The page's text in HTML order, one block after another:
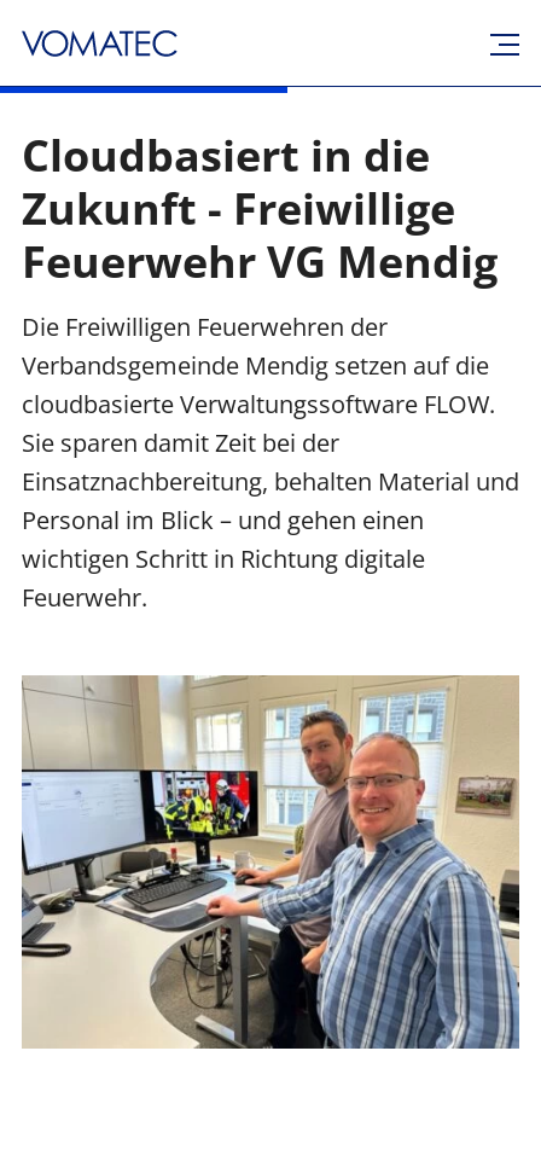
Cloudbasiert in die
Zukunft - Freiwillige
Feuerwehr VG Mendig
Die Freiwilligen Feuerwehren der
Verbandsgemeinde Mendig setzen auf die
cloudbasierte Verwaltungssoftware FLOW.
Sie sparen damit Zeit bei der
Einsatznachbereitung, behalten Material und
Personal im Blick – und gehen einen
wichtigen Schritt in Richtung digitale
Feuerwehr.